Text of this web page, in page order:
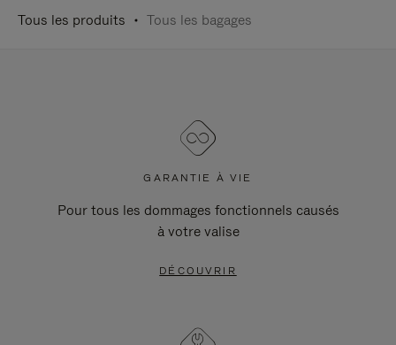
Tous les produits Tous les bagages
GARANTIE À VIE
Pour tous les dommages fonctionnels causés
à votre valise
DÉCOUVRIR